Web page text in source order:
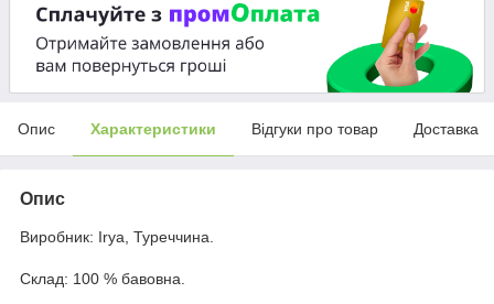
Опис Характеристики Відгуки про товар Доставка
Опис
Виробник: Irya, Туреччина.
Склад: 100 % бавовна.